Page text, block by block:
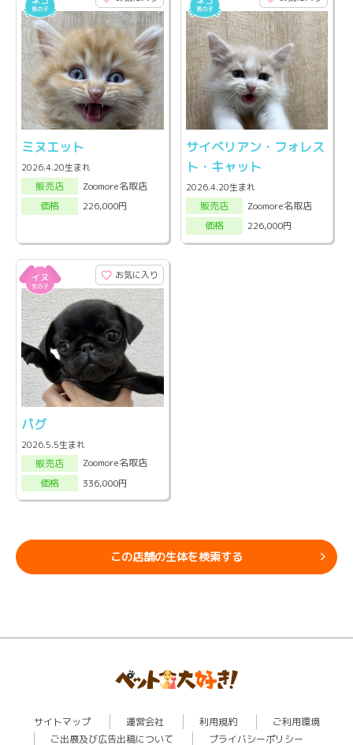
ミヌエット
2026.4.20生まれ
販売店
Zoomore名取店
価格
226,000円
サイベリアン・フォレス
ト・キャット
2026.4.20生まれ
販売店
Zoomore名取店
価格
226,000円
お気に入り
パグ
2026.5.5生まれ
販売店
Zoomore名取店
価格
336,000円
この店舗の生体を検索する
サイトマップ 運営会社 利用規約
ご利用環境
ご出展及び広告出稿について
プライバシーポリシー